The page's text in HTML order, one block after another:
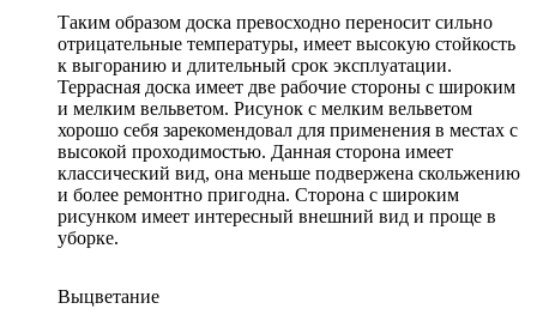
Таким образом доска превосходно переносит сильно
отрицательные температуры, имеет высокую стойкость
к выгоранию и длительный срок эксплуатации.
Террасная доска имеет две рабочие стороны с широким
и мелким вельветом. Рисунок с мелким вельветом
хорошо себя зарекомендовал для применения в местах с
высокой проходимостью. Данная сторона имеет
классический вид, она меньше подвержена скольжению
и более ремонтно пригодна. Сторона с широким
рисунком имеет интересный внешний вид и проще в
уборке.
Выцветание